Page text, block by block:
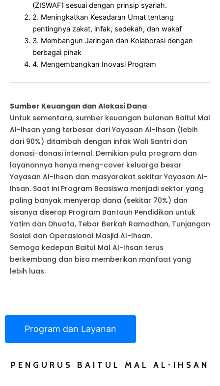
(ZISWAF) sesuai dengan prinsip syariah.
2. Meningkatkan Kesadaran Umat tentang
pentingnya zakat, infak, sedekah, dan wakaf
3. Membangun Jaringan dan Kolaborasi dengan
berbagai pihak
4. Mengembangkan Inovasi Program
Sumber Keuangan dan Alokasi Dana
Untuk sementara, sumber keuangan bulanan Baitul Mal
Al-Ihsan yang terbesar dari Yayasan Al-Ihsan (lebih
dari 90%) ditambah dengan infak Wali Santri dan
donasi-donasi internal. Demikian pula program dan
layanannya hanya meng-cover keluarga besar
Yayasan Al-Ihsan dan masyarakat sekitar Yayasan Al-
Ihsan. Saat ini Program Beasiswa menjadi sektor yang
paling banyak menyerap dana (sekitar 70%) dan
sisanya diserap Program Bantaun Pendidikan untuk
Yatim dan Dhuafa, Tebar Berkah Ramadhan, Tunjangan
Sosial dan Operasional Masjid Al-Ihsan.
Semoga kedepan Baitul Mal Al-Ihsan terus
berkembang dan bisa memberikan manfaat yang
lebih luas.
Program dan Layanan
PENGURUS BAITUL MAL AL-IHSAN